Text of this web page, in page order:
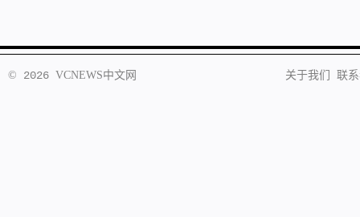
© 2026 VCNEWS中文网 关于我们 联